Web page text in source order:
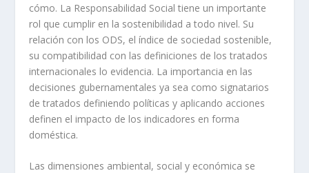
cómo. La Responsabilidad Social tiene un importante
rol que cumplir en la sostenibilidad a todo nivel. Su
relación con los ODS, el índice de sociedad sostenible,
su compatibilidad con las definiciones de los tratados
internacionales lo evidencia. La importancia en las
decisiones gubernamentales ya sea como signatarios
de tratados definiendo políticas y aplicando acciones
definen el impacto de los indicadores en forma
doméstica.
Las dimensiones ambiental, social y económica se